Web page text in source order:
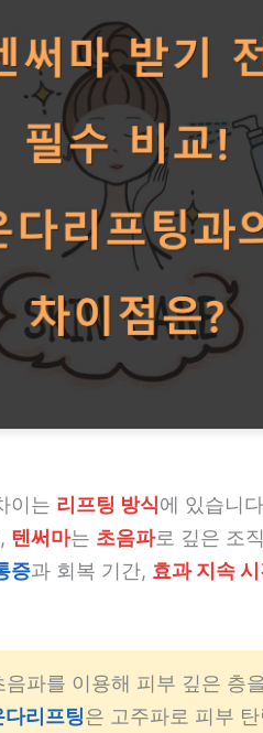
이는 리프팅 방식에 있습니
텐써마는 초음파로 깊은 조
증과 회복 기간, 효과 지속
음파를 이용해 피부 깊은 층
다리프팅은 고주파로 피부